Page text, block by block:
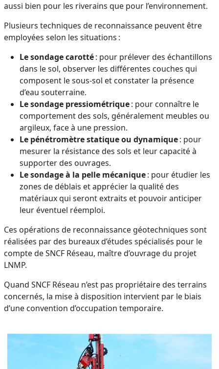
aussi bien pour les riverains que pour l’environnement.
Plusieurs techniques de reconnaissance peuvent être
employées selon les situations :
Le sondage carotté: pour prélever des échantillons
dans le sol, observer les différentes couches qui
composent le sous-sol et constater la présence
d’eau souterraine.
Le sondage pressiométrique: pour connaître le
comportement des sols, généralement meubles ou
argileux, face à une pression.
Le pénétromètre statique ou dynamique: pour
mesurer la résistance des sols et leur capacité à
supporter des ouvrages.
Le sondage à la pelle mécanique: pour étudier les
zones de déblais et apprécier la qualité des
matériaux qui seront extraits et pouvoir anticiper
leur éventuel réemploi.
Ces opérations de reconnaissance géotechniques sont
réalisées par des bureaux d’études spécialisés pour le
compte de SNCF Réseau, maître d’ouvrage du projet
LNMP.
Quand SNCF Réseau n’est pas propriétaire des terrains
concernés, la mise à disposition intervient par le biais
d’une convention d’occupation temporaire.